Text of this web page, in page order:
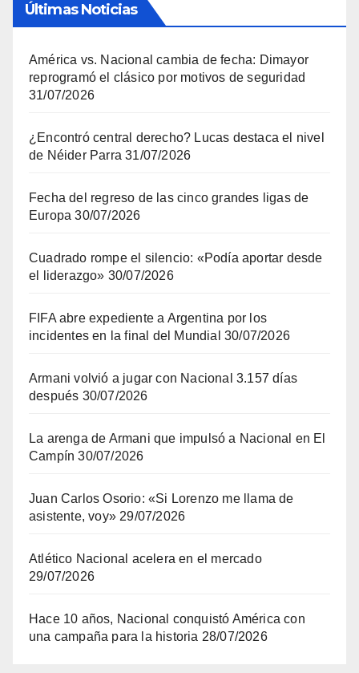
Últimas Noticias
América vs. Nacional cambia de fecha: Dimayor
reprogramó el clásico por motivos de seguridad
31/07/2026
¿Encontró central derecho? Lucas destaca el nivel
de Néider Parra 31/07/2026
Fecha del regreso de las cinco grandes ligas de
Europa 30/07/2026
Cuadrado rompe el silencio: «Podía aportar desde
el liderazgo» 30/07/2026
FIFA abre expediente a Argentina por los
incidentes en la final del Mundial 30/07/2026
Armani volvió a jugar con Nacional 3.157 días
después 30/07/2026
La arenga de Armani que impulsó a Nacional en El
Campín 30/07/2026
Juan Carlos Osorio: «Si Lorenzo me llama de
asistente, voy» 29/07/2026
Atlético Nacional acelera en el mercado
29/07/2026
Hace 10 años, Nacional conquistó América con
una campaña para la historia 28/07/2026